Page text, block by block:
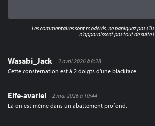
Wasabi_Jack
2 avril 2026 à 8:28
Cette consternation est à 2 doigts d’une blackface
Elfe-avariel
2 mai 2026 à 10:44
Là on est même dans un abattement profond.
Les commentaires sont modérés, ne paniquez pas s'ils
n'apparaissent pas tout de suite !